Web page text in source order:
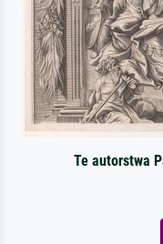
Te autorstwa